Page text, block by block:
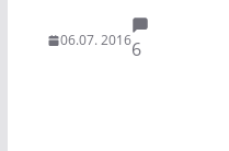
06.07. 20166